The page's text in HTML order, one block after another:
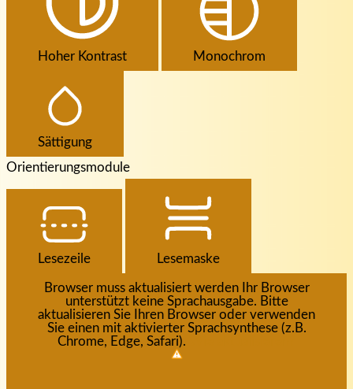
Hoher Kontrast Monochrom
Sättigung
Orientierungsmodule
Lesezeile Lesemaske
Browser muss aktualisiert werden
Ihr Browser
unterstützt keine Sprachausgabe. Bitte
aktualisieren Sie Ihren Browser oder verwenden
Sie einen mit aktivierter Sprachsynthese (z.B.
Chrome, Edge, Safari).